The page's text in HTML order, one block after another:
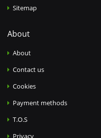
Sitemap
About
About
Contact us
Cookies
Payment methods
T.O.S
Privacy